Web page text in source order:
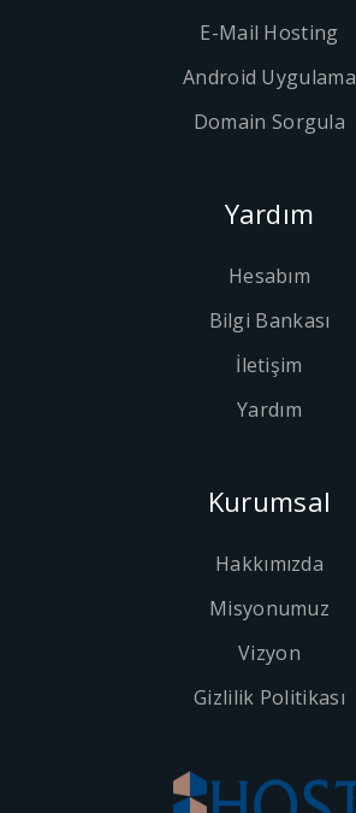
E-Mail Hosting
Android Uygulama
Domain Sorgula
Yardım
Hesabım
Bilgi Bankası
İletişim
Yardım
Kurumsal
Hakkımızda
Misyonumuz
Vizyon
Gizlilik Politikası